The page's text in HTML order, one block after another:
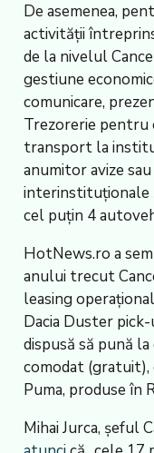
De asemenea,
activității
de la nivelul
gestiune
comunicare,
Trezorerie pentru
transport la
anumitor avize
interinstituționale
cel puțin 4
HotNews.ro a
anului trecut
leasing
Dacia Duster
dispusă să pună
comodat
Puma, produse în
Mihai Jurca, șeful